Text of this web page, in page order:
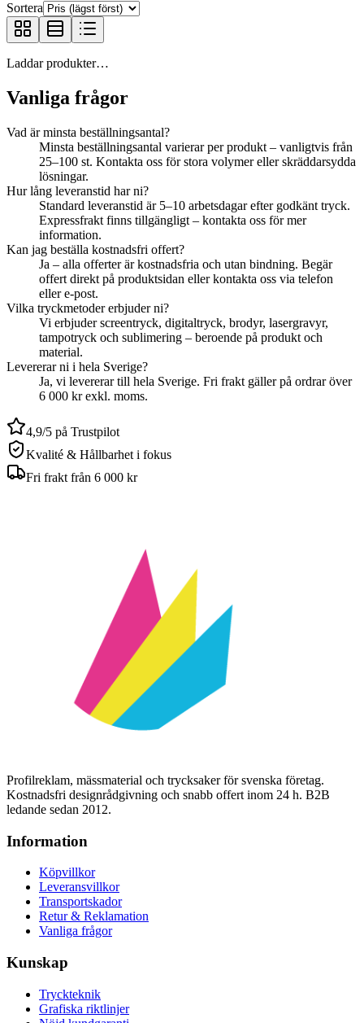
Sortera
Laddar produkter…
Vanliga frågor
Vad är minsta beställningsantal?
Minsta beställningsantal varierar per produkt – vanligtvis från
25–100 st. Kontakta oss för stora volymer eller skräddarsydda
lösningar.
Hur lång leveranstid har ni?
Standard leveranstid är 5–10 arbetsdagar efter godkänt tryck.
Expressfrakt finns tillgängligt – kontakta oss för mer
information.
Kan jag beställa kostnadsfri offert?
Ja – alla offerter är kostnadsfria och utan bindning. Begär
offert direkt på produktsidan eller kontakta oss via telefon
eller e-post.
Vilka tryckmetoder erbjuder ni?
Vi erbjuder screentryck, digitaltryck, brodyr, lasergravyr,
tampotryck och sublimering – beroende på produkt och
material.
Levererar ni i hela Sverige?
Ja, vi levererar till hela Sverige. Fri frakt gäller på ordrar över
6 000 kr exkl. moms.
4,9/5 på Trustpilot
Kvalité & Hållbarhet i fokus
Fri frakt från 6 000 kr
Profilreklam, mässmaterial och trycksaker för svenska företag.
Kostnadsfri designrådgivning och snabb offert inom 24 h. B2B
ledande sedan 2012.
Information
Köpvillkor
Leveransvillkor
Transportskador
Retur & Reklamation
Vanliga frågor
Kunskap
Tryckteknik
Grafiska riktlinjer